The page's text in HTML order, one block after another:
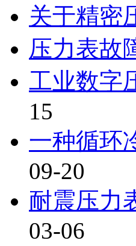
关于精密
压力表故
工业数字
15
一种循环
09-20
耐震压力
03-06